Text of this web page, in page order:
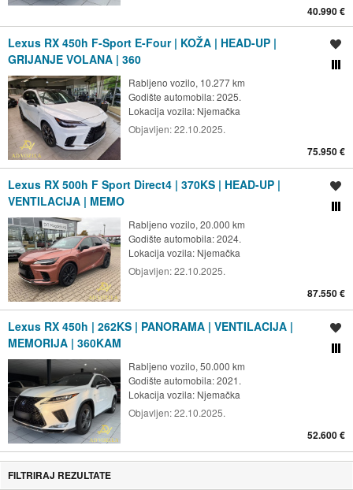
40.990 €
Lexus RX 450h F-Sport E-Four | KOŽA | HEAD-UP |
GRIJANJE VOLANA | 360
Rabljeno vozilo, 10.277 km
Godište automobila: 2025.
Lokacija vozila: Njemačka
Objavljen:22.10.2025.
75.950 €
Lexus RX 500h F Sport Direct4 | 370KS | HEAD-UP |
VENTILACIJA | MEMO
Rabljeno vozilo, 20.000 km
Godište automobila: 2024.
Lokacija vozila: Njemačka
Objavljen:22.10.2025.
87.550 €
Lexus RX 450h | 262KS | PANORAMA | VENTILACIJA |
MEMORIJA | 360KAM
Rabljeno vozilo, 50.000 km
Godište automobila: 2021.
Lokacija vozila: Njemačka
Objavljen:22.10.2025.
52.600 €
FILTRIRAJ REZULTATE